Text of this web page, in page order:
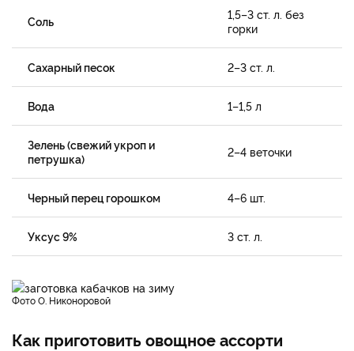
Соль
1,5–3 ст. л. без
горки
Сахарный песок 2–3 ст. л.
Вода 1–1,5 л
Зелень (свежий укроп и
петрушка)
2–4 веточки
Черный перец горошком 4–6 шт.
Уксус 9% 3 ст. л.
фото О. Никоноровой
Как приготовить овощное ассорти